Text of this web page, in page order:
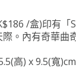
/盒)印有「
。內有奇華曲
高) x 9.5(寬)cm